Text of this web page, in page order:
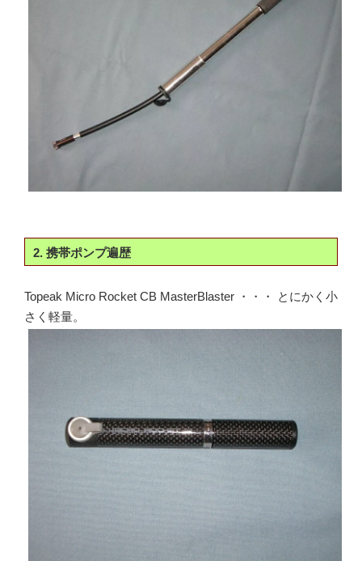
2. 携帯ポンプ遍歴
Topeak Micro Rocket CB MasterBlaster ・・・ とにかく小
さく軽量。